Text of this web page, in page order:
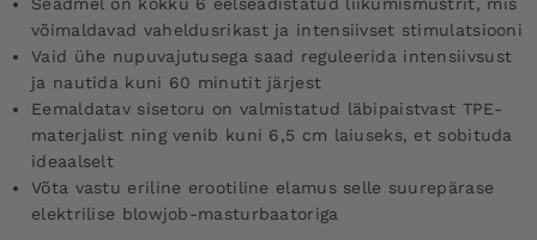
võimaldavad vaheldusrikast ja intensiivset stimulatsiooni
Vaid ühe nupuvajutusega saad reguleerida intensiivsust
ja nautida kuni 60 minutit järjest
Eemaldatav sisetoru on valmistatud läbipaistvast TPE-
materjalist ning venib kuni 6,5 cm laiuseks, et sobituda
ideaalselt
Võta vastu eriline erootiline elamus selle suurepärase
elektrilise blowjob-masturbaatoriga